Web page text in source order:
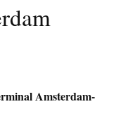
Amsterdam-